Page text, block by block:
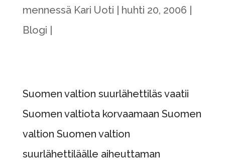
mennessä Kari Uoti
huhti 20, 2006
Blogi
Suomen valtion suurlähettiläs vaatii
Suomen valtiota korvaamaan Suomen
valtion Suomen valtion
suurlähettiläälle aiheuttaman